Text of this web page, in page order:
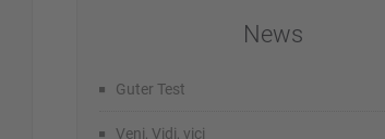
News
Guter Test
Veni, Vidi, vici